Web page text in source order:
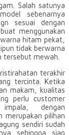
Salah satunya
sebenarnya
sesuai dengan
menggunakan
hitam pekat,
tidak berwarna
mewah.
terakhir
tercinta. Ketika
makam, kualitas
perlu customer
dengan
merupakan pilihan
sendiri sudah
sehingga siap